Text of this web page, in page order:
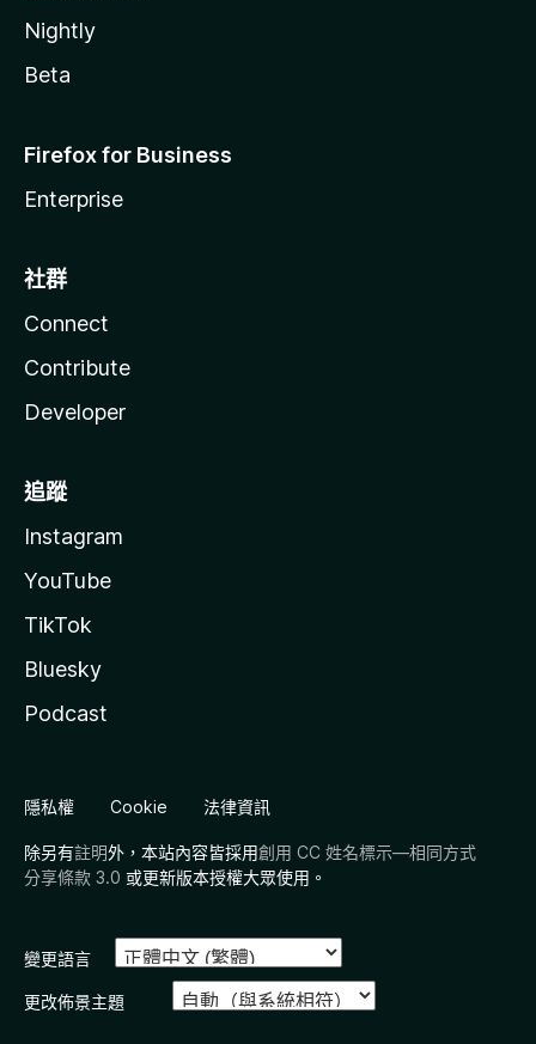
Nightly
Beta
Firefox for Business
Enterprise
社群
Connect
Contribute
Developer
追蹤
Instagram
YouTube
TikTok
Bluesky
Podcast
隱私權 Cookie 法律資訊
除另有註明外，本站內容皆採用創用 CC 姓名標示—相同方式
分享條款 3.0 或更新版本授權大眾使用。
變更語言
更改佈景主題